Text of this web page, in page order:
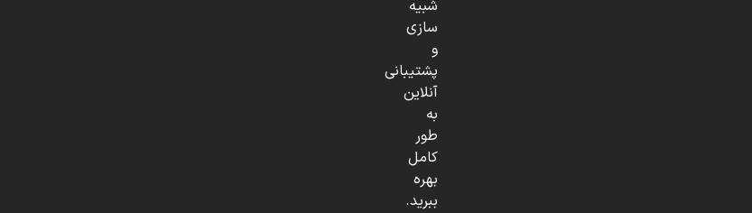
شبیه
سازی
و
پشتیبانی
آنلاین
به
طور
کامل
بهره
ببرید.